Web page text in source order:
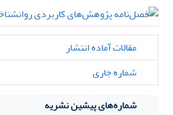
مقالات آماده انتشار
شماره جاری
شماره‌های پیشین نشریه